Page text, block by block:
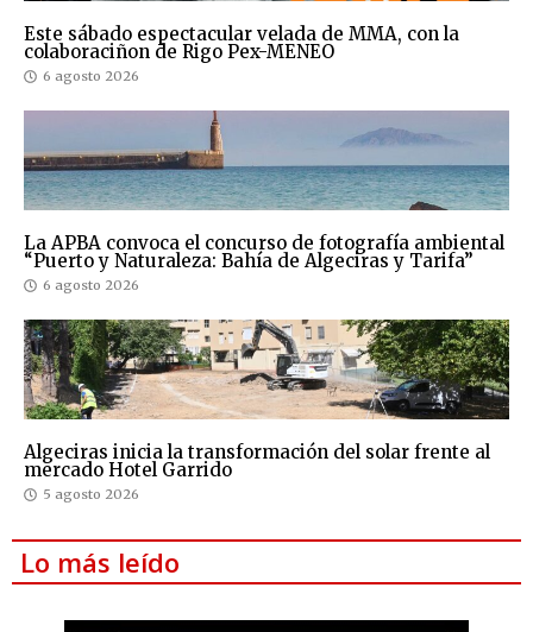
Este sábado espectacular velada de MMA, con la
colaboraciñon de Rigo Pex-MENEO
6 agosto 2026
La APBA convoca el concurso de fotografía ambiental
“Puerto y Naturaleza: Bahía de Algeciras y Tarifa”
6 agosto 2026
Algeciras inicia la transformación del solar frente al
mercado Hotel Garrido
5 agosto 2026
Lo más leído